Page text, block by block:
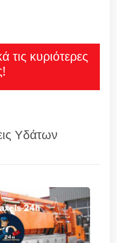
τις κυριότερες
Υδάτων